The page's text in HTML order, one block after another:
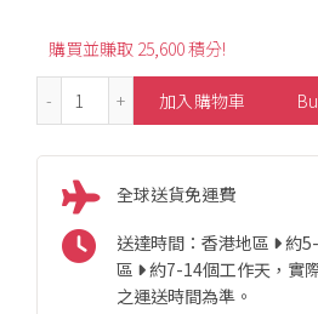
購買並賺取 25,600 積分!
8.98ct Fashion Pear-Shaped
加入購物車
全球送貨免運費
送達時間：香港地區
約
區
約7-14個工作天，實
之運送時間為準。